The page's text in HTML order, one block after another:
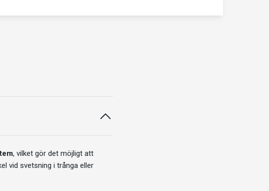
, vilket gör det möjligt att
vid svetsning i trånga eller